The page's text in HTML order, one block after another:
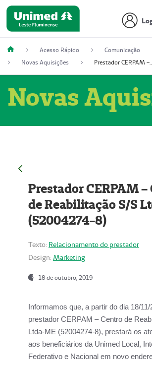
Acesso Rápido
Comunicação
Novas Aquisições
Prestador CERPAM – Centro
Novas
Prestador CERPAM –
de Reabilitação S/S
(52004274-8)
Texto: Relacionamento do prestador
Design: Marketing
18 de outubro, 2019
Informamos que, a partir do dia 18/11/
prestador CERPAM – Centro de
Ltda-ME (52004274-8), prestará os
aos beneficiários da Unimed Local,
Federativo e Nacional em novo